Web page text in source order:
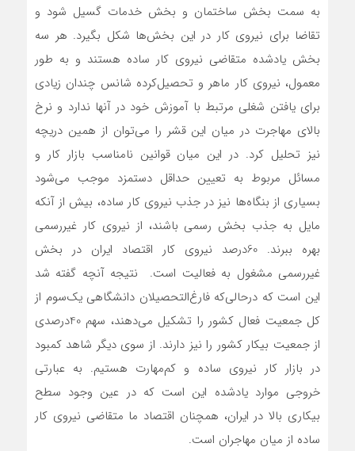
به سمت بخش ساختمان و بخش خدمات گسیل شود و
تقاضا برای نیروی کار در این بخش‌ها شکل بگیرد. هر سه
بخش یادشده متقاضی نیروی کار ساده هستند و به طور
معمول، نیروی کار ماهر و تحصیل‌کرده شانس چندان زیادی
برای یافتن شغلی مرتبط با آموزش خود در آنها ندارد و نرخ
بالای مهاجرت در میان این قشر را می‌توان از همین دریچه
نیز تحلیل کرد. در این میان قوانین نامناسب بازار کار و
مسائل مربوط به تعیین حداقل دستمزد موجب می‌شود
بسیاری از بنگاه‌ها نیز در جذب نیروی کار ساده، بیش از آنکه
مایل به جذب بخش رسمی باشند، از نیروی کار غیررسمی
بهره ببرند. 60درصد نیروی کار اقتصاد ایران در بخش
غیررسمی مشغول به فعالیت است. نتیجه آنچه گفته شد
این است که درحالی‌که فارغ‌التحصیلان دانشگاهی یک‌سوم از
کل جمعیت فعال کشور را تشکیل می‌دهند، سهم 40درصدی
از جمعیت بیکار کشور را نیز دارند. از سوی دیگر شاهد کمبود
در بازار کار نیروی ساده و کم‌مهارت هستیم. به عبارتی
خروجی موارد یادشده این است که در عین وجود سطح
بیکاری بالا در ایران، همچنان اقتصاد ما متقاضی نیروی کار
ساده از میان مهاجران است.